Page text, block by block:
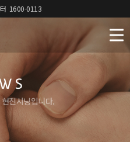
1600-0113
진시닝입니다.